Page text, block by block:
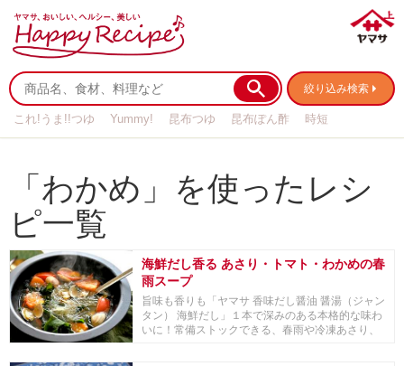
絞り込み検索
これ!うま!!つゆ Yummy! 昆布つゆ 昆布ぽん酢
時短
「わかめ」を使ったレシ
ピ一覧
海鮮だし香る あさり・トマト・わかめの春
雨スープ
旨味も香りも「ヤマサ 香味だし醤油 醤湯（ジャン
タン） 海鮮だし」１本で深みのある本格的な味わ
いに！常備ストックできる、春雨や冷凍あさり、